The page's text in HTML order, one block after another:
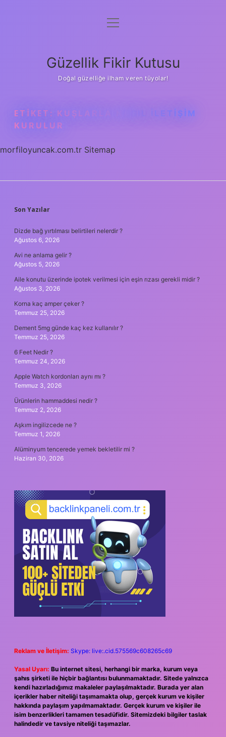
Anasayfa
Yasal Uyarı
menüyü
Güzellik Fikir Kutusu
Doğal güzelliğe ilham veren tüyolar!
ETIKET: KUŞLARLA NASIL ILETIŞIM
KURULUR
morfiloyuncak.com.tr Sitemap
SIDEBAR
Son Yazılar
Dizde bağ yırtılması belirtileri nelerdir ?
Ağustos 6, 2026
Avi ne anlama gelir ?
Ağustos 5, 2026
Aile konutu üzerinde ipotek verilmesi için eşin rızası gerekli midir ?
Ağustos 3, 2026
Korna kaç amper çeker ?
Temmuz 25, 2026
Dement 5mg günde kaç kez kullanılır ?
Temmuz 25, 2026
6 Feet Nedir ?
Temmuz 24, 2026
Apple Watch kordonları aynı mı ?
Temmuz 3, 2026
Ürünlerin hammaddesi nedir ?
Temmuz 2, 2026
Aşkım ingilizcede ne ?
Temmuz 1, 2026
Alüminyum tencerede yemek bekletilir mi ?
Haziran 30, 2026
Reklam ve İletişim: Skype: live:.cid.575569c608265c69
Yasal Uyarı: Bu internet sitesi, herhangi bir marka, kurum veya
şahıs şirketi ile hiçbir bağlantısı bulunmamaktadır. Sitede yalnızca
kendi hazırladığımız makaleler paylaşılmaktadır. Burada yer alan
içerikler haber niteliği taşımamakta olup, gerçek kurum ve kişiler
hakkında paylaşım yapılmamaktadır. Gerçek kurum ve kişiler ile
isim benzerlikleri tamamen tesadüfidir. Sitemizdeki bilgiler taslak
halindedir ve tavsiye niteliği taşımazlar.